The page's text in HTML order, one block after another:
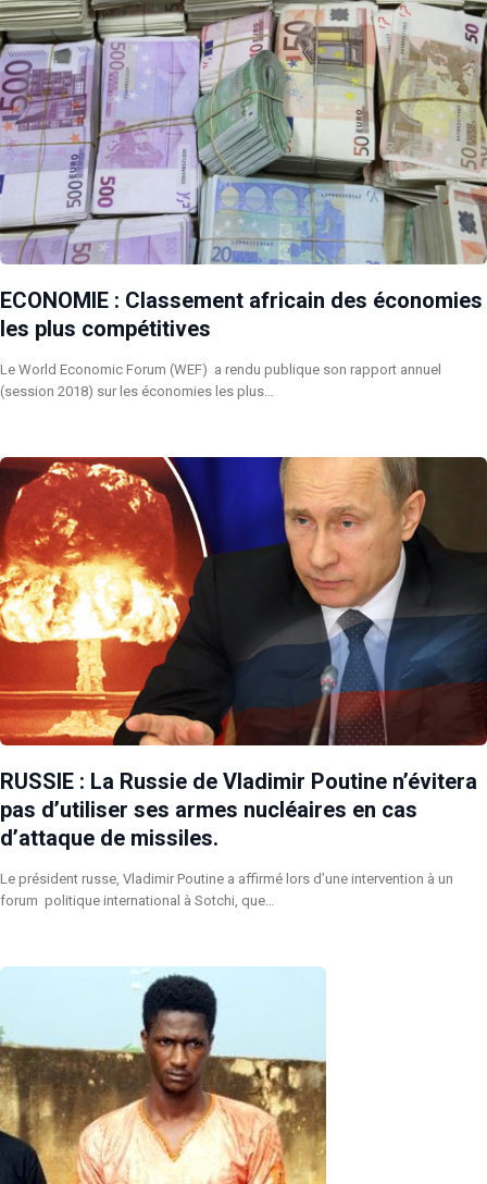
ECONOMIE : Classement africain des économies
les plus compétitives
Le World Economic Forum (WEF) a rendu publique son rapport annuel
(session 2018) sur les économies les plus…
RUSSIE : La Russie de Vladimir Poutine n’évitera
pas d’utiliser ses armes nucléaires en cas
d’attaque de missiles.
Le président russe, Vladimir Poutine a affirmé lors d’une intervention à un
forum politique international à Sotchi, que…